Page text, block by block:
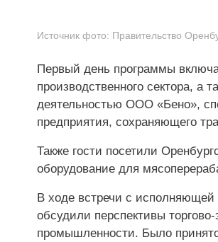
Источник фото: Правительство
Первый день программы
производственного сектора, а
деятельностью ООО «Бено»,
предприятия, сохраняющего
Также гости посетили
оборудование для
В ходе встречи с исполняющей
обсудили перспективы
промышленности. Было